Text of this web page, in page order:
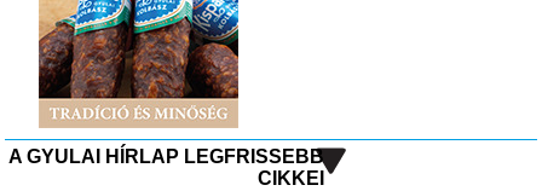
A GYULAI HÍRLAP LEGFRISSEBB
CIKKEI